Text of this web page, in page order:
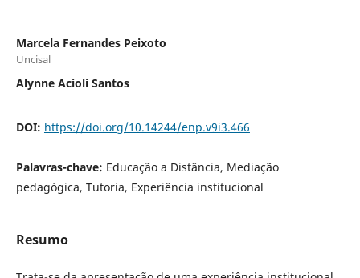
Marcela Fernandes Peixoto
Uncisal
Alynne Acioli Santos
DOI: https://doi.org/10.14244/enp.v9i3.466
Palavras-chave: Educação a Distância, Mediação
pedagógica, Tutoria, Experiência institucional
Resumo